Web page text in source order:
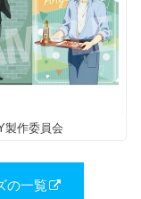
製作委員会
の一覧